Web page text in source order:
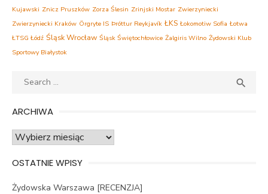
Kujawski Znicz Pruszków Zorza Ślesin Zrinjski Mostar Zwierzyniecki
Zwierzyniecki Kraków Örgryte IS Þróttur Reykjavík ŁKS Łokomotiw Sofia Łotwa
ŁTSG Łódź Śląsk Wrocław Śląsk Świętochłowice Żalgiris Wilno Żydowski Klub
Sportowy Białystok
Search

ARCHIWA
Archiwa
OSTATNIE WPISY
Żydowska Warszawa [RECENZJA]